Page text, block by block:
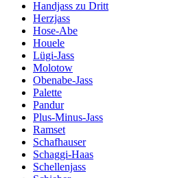
Handjass zu Dritt
Herzjass
Hose-Abe
Houele
Lügi-Jass
Molotow
Obenabe-Jass
Palette
Pandur
Plus-Minus-Jass
Ramset
Schafhauser
Schaggi-Haas
Schellenjass